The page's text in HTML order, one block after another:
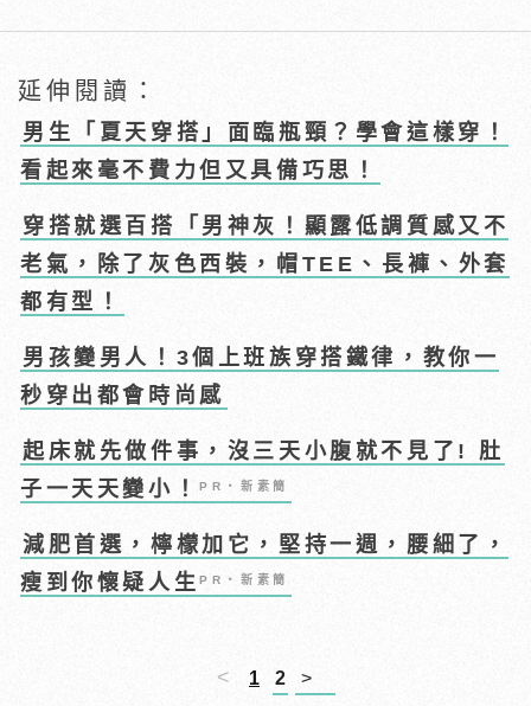
延伸閱讀：
男生「夏天穿搭」面臨瓶頸？學會這樣穿！
看起來毫不費力但又具備巧思！
穿搭就選百搭「男神灰！顯露低調質感又不
老氣，除了灰色西裝，帽TEE、長褲、外套
都有型！
男孩變男人！3個上班族穿搭鐵律，教你一
秒穿出都會時尚感
起床就先做件事，沒三天小腹就不見了! 肚
子一天天變小！PR・新素簡
減肥首選，檸檬加它，堅持一週，腰細了，
瘦到你懷疑人生PR・新素簡
< 1 2 >